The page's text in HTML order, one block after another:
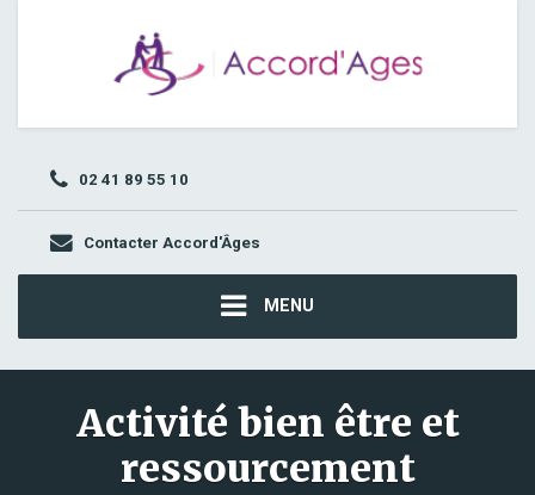
02 41 89 55 10
Contacter Accord'Âges
MENU
Activité bien être et
ressourcement